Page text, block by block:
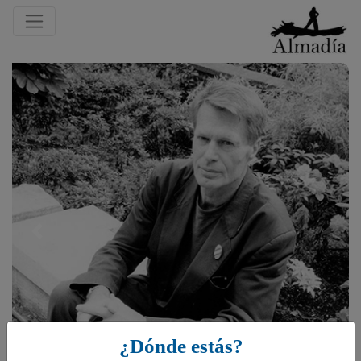
¿Dónde estás?